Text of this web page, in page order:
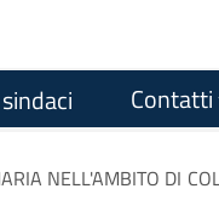
Contatti
NELL'AMBITO DI